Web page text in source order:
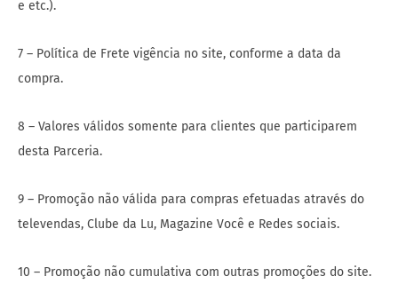
e etc.).
7 – Política de Frete vigência no site, conforme a data da
compra.
8 – Valores válidos somente para clientes que participarem
desta Parceria.
9 – Promoção não válida para compras efetuadas através do
televendas, Clube da Lu, Magazine Você e Redes sociais.
10 – Promoção não cumulativa com outras promoções do site.